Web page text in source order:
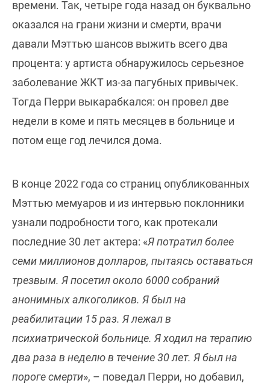
времени. Так, четыре года назад он буквально
оказался на грани жизни и смерти, врачи
давали Мэттью шансов выжить всего два
процента: у артиста обнаружилось серьезное
заболевание ЖКТ из-за пагубных привычек.
Тогда Перри выкарабкался: он провел две
недели в коме и пять месяцев в больнице и
потом еще год лечился дома.
В конце 2022 года со страниц опубликованных
Мэттью мемуаров и из интервью поклонники
узнали подробности того, как протекали
последние 30 лет актера: «Я потратил более
семи миллионов долларов, пытаясь оставаться
трезвым. Я посетил около 6000 собраний
анонимных алкоголиков. Я был на
реабилитации 15 раз. Я лежал в
психиатрической больнице. Я ходил на терапию
два раза в неделю в течение 30 лет. Я был на
пороге смерти», – поведал Перри, но добавил,